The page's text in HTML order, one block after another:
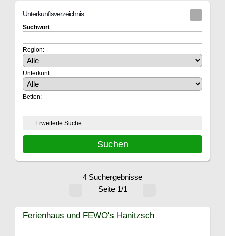
Unterkunftsverzeichnis
Suchwort:
Region:
Unterkunft:
Betten:
Erweiterte Suche
4 Suchergebnisse
Seite 1/1
Ferienhaus und FEWO's Hanitzsch